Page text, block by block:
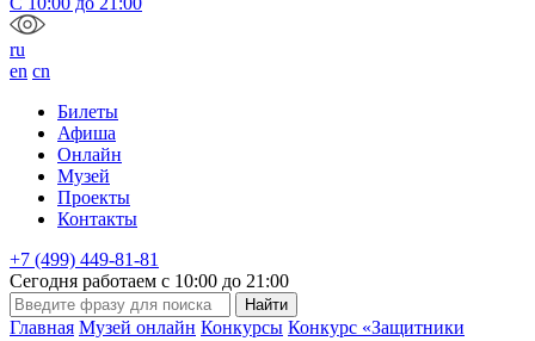
ru
en cn
Билеты
Афиша
Онлайн
Музей
Проекты
Контакты
+7 (499) 449-81-81
Сегодня работаем с 10:00 до 21:00
Главная Музей онлайн Конкурсы Конкурс «Защитники